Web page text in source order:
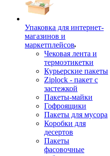
Упаковка для интернет-
магазинов и
маркетплейсов
Чековая лента и
термоэтикетки
Курьерские пакеты
Ziplock - пакет с
застежкой
Пакеты-майки
Гофроящики
Пакеты для мусора
Коробки для
десертов
Пакеты
фасовочные